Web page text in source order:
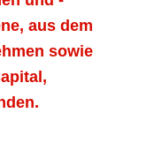
aus dem
sowie